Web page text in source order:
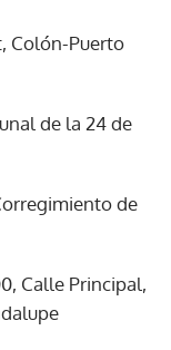
ACEPTAR
Colón-Puerto
de la 24 de
de
Calle Principal,